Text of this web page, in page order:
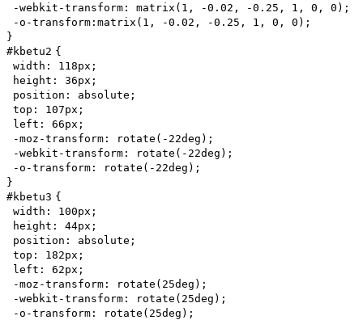
-webkit-transform : matrix( 1 , -0.02 , -0.25 , 1 , 0 , 0 );
-o-transform :matrix( 1 , -0.02 , -0.25 , 1 , 0 , 0 );
}
#kbetu2 {
width : 118px ;
height : 36px ;
position : absolute ;
top : 107px ;
left : 66px ;
-moz-transform : rotate ( -22deg);
-webkit-transform : rotate ( -22deg);
-o-transform : rotate ( -22deg);
}
#kbetu3 {
width : 100px ;
height : 44px ;
position : absolute ;
top : 182px ;
left : 62px ;
-moz-transform : rotate ( 25deg);
-webkit-transform : rotate ( 25deg);
-o-transform : rotate ( 25deg);